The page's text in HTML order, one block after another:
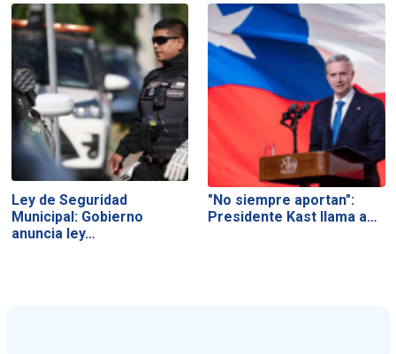
Ley de Seguridad
Municipal: Gobierno
anuncia ley…
"No siempre aportan":
Presidente Kast llama a…